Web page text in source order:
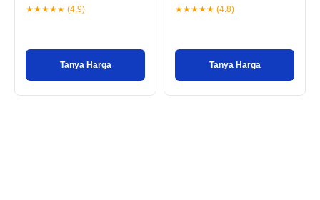
★★★★★ (4.9)
Tanya Harga
★★★★★ (4.8)
Tanya Harga